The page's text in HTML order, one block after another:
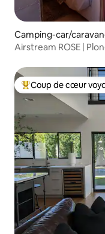
Camping-car/
Airstream ROSE |
Coups de cœur
Coup de cœur